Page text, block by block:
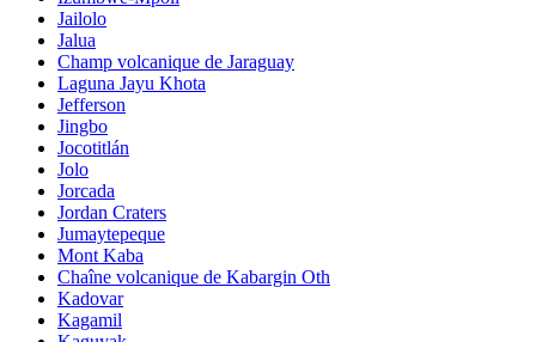
Jailolo
Jalua
Champ volcanique de Jaraguay
Laguna Jayu Khota
Jefferson
Jingbo
Jocotitlán
Jolo
Jorcada
Jordan Craters
Jumaytepeque
Mont Kaba
Chaîne volcanique de Kabargin Oth
Kadovar
Kagamil